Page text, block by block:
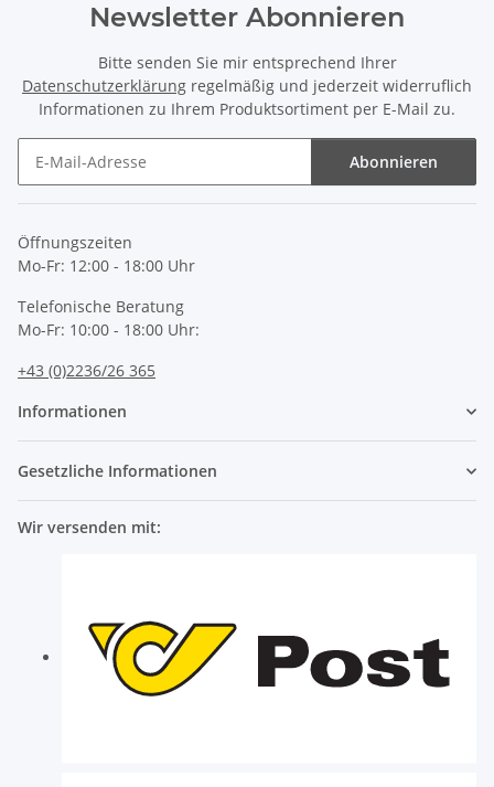
Newsletter Abonnieren
Bitte senden Sie mir entsprechend Ihrer
Datenschutzerklärung regelmäßig und jederzeit widerruflich
Informationen zu Ihrem Produktsortiment per E-Mail zu.
Abonnieren
Öffnungszeiten
Mo-Fr: 12:00 - 18:00 Uhr
Telefonische Beratung
Mo-Fr: 10:00 - 18:00 Uhr:
+43 (0)2236/26 365
Informationen
Gesetzliche Informationen
Wir versenden mit: